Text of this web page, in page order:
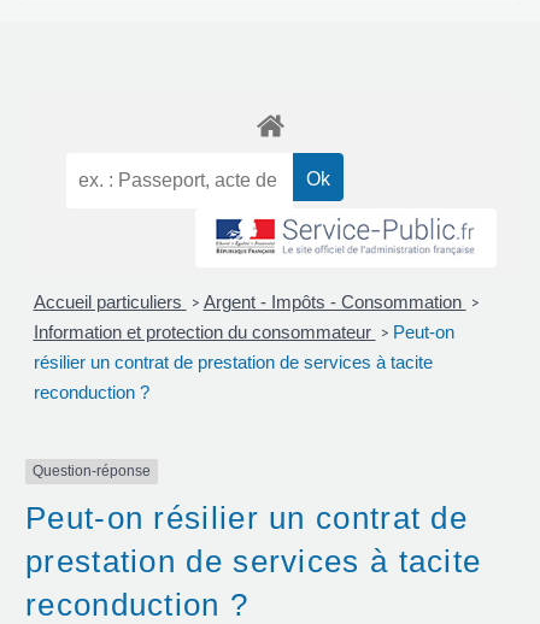
Accueil particuliers > Argent - Impôts - Consommation >
Information et protection du consommateur > Peut-on
résilier un contrat de prestation de services à tacite
reconduction ?
Question-réponse
Peut-on résilier un contrat de
prestation de services à tacite
reconduction ?